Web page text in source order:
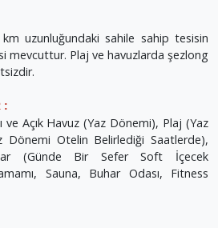
uzunluğundaki sahile sahip tesisin
mevcuttur. Plaj ve havuzlarda şezlong
:
Açık Havuz (Yaz Dönemi), Plaj (Yaz
Dönemi Otelin Belirlediği Saatlerde),
(Günde Bir Sefer Soft İçecek
Sauna, Buhar Odası, Fitness